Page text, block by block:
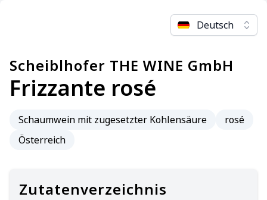
Deutsch
Scheiblhofer THE WINE GmbH
Frizzante rosé
Schaumwein mit zugesetzter Kohlensäure
rosé
Österreich
Zutatenverzeichnis